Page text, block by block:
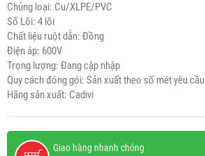
Chủng loại: Cu/XLPE/PVC
Số Lõi: 4 lõi
Chất liệu ruột dẫn: Đồng
Điện áp: 600V
Trọng lượng: Đang cập nhập
Quy cách đóng gói: Sản xuất theo số mét yêu cầu
Hãng sản xuất: Cadivi
Giao hàng nhanh chóng